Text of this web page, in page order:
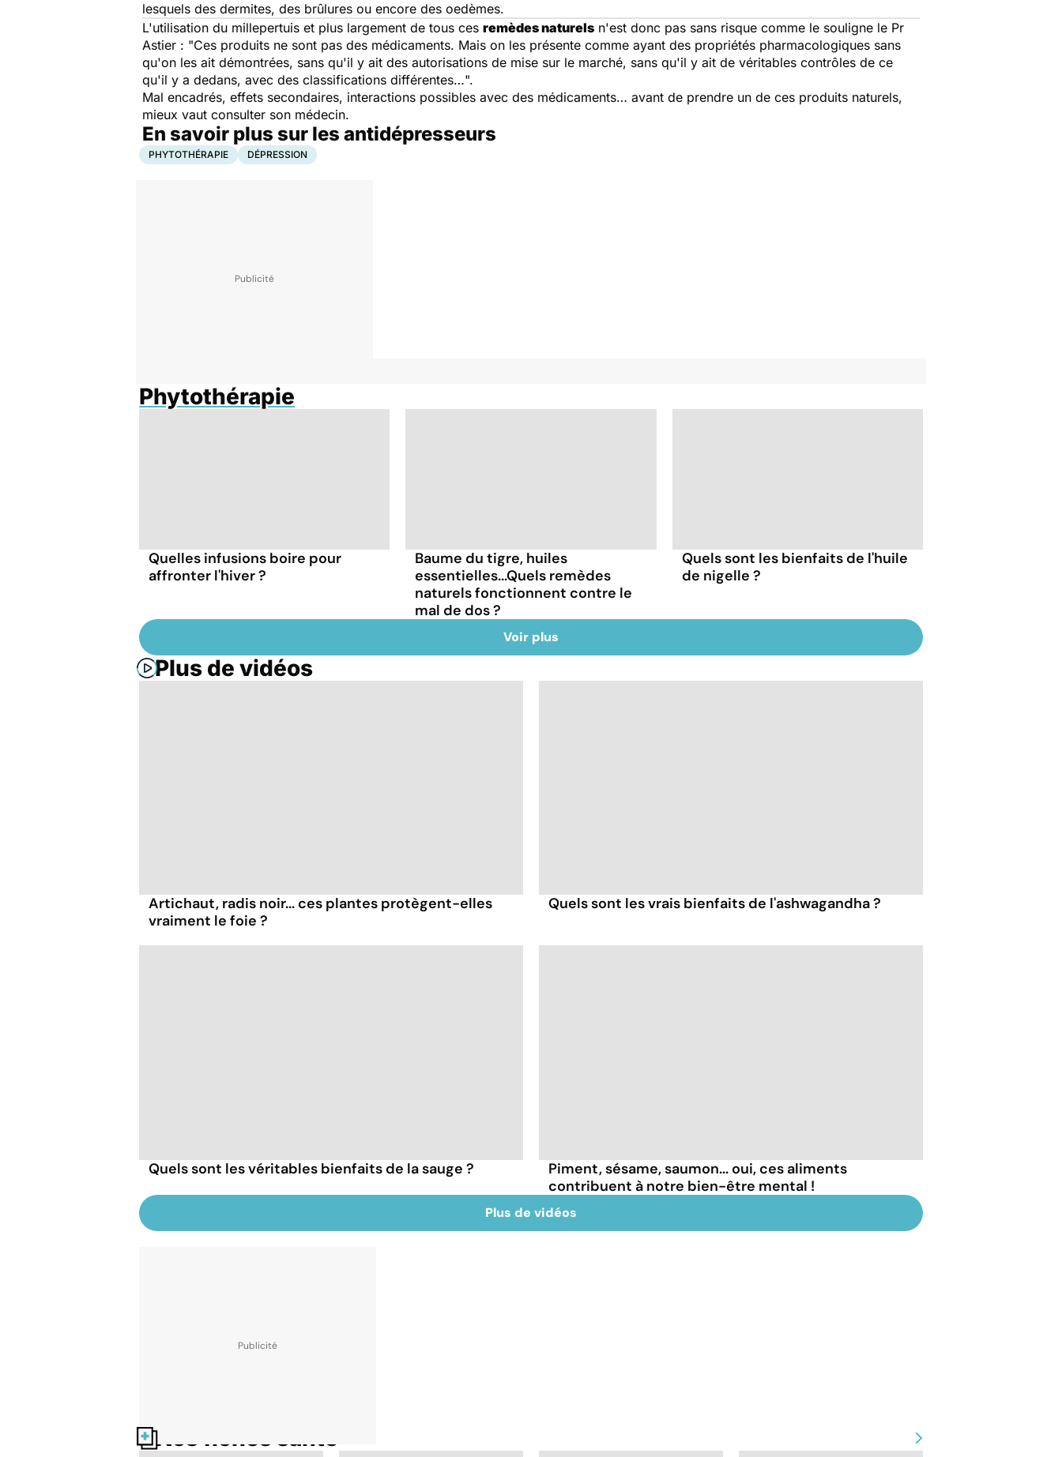
lesquels des dermites, des brûlures ou encore des oedèmes.
L'utilisation du millepertuis et plus largement de tous ces remèdes naturels n'est donc pas sans risque comme le souligne le Pr
Astier : "Ces produits ne sont pas des médicaments. Mais on les présente comme ayant des propriétés pharmacologiques sans
qu'on les ait démontrées, sans qu'il y ait des autorisations de mise sur le marché, sans qu'il y ait de véritables contrôles de ce
qu'il y a dedans, avec des classifications différentes…".
Mal encadrés, effets secondaires, interactions possibles avec des médicaments… avant de prendre un de ces produits naturels,
mieux vaut consulter son médecin.
En savoir plus sur les antidépresseurs
PHYTOTHÉRAPIE DÉPRESSION
Phytothérapie
Quelles infusions boire pour
affronter l'hiver ?
Baume du tigre, huiles
essentielles...Quels remèdes
naturels fonctionnent contre le
mal de dos ?
Quels sont les bienfaits de l'huile
de nigelle ?
Voir plus
Plus de vidéos
Artichaut, radis noir... ces plantes protègent-elles
vraiment le foie ?
Quels sont les vrais bienfaits de l'ashwagandha ?
Quels sont les véritables bienfaits de la sauge ?
Piment, sésame, saumon... oui, ces aliments
contribuent à notre bien-être mental !
Plus de vidéos
Nos fiches santé